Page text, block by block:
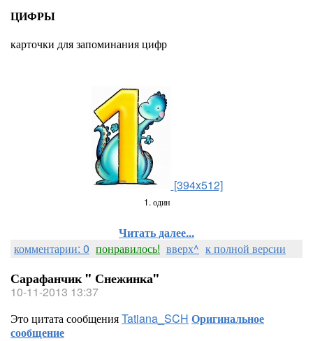
ЦИФРЫ
карточки для запоминания цифр
[394x512]
1. один
Читать далее...
комментарии: 0 понравилось! вверх^ к полной версии
Сарафанчик " Снежинка"
10-11-2013 13:37
Это цитата сообщенияTatiana_SCH Оригинальное
сообщение